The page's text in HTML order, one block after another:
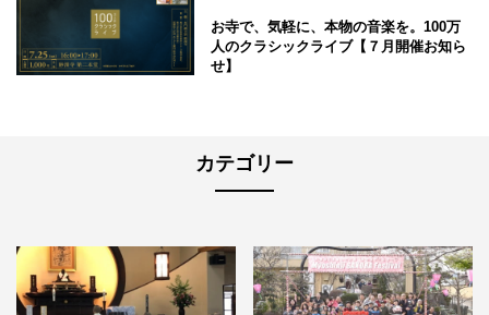
お寺で、気軽に、本物の音楽を。100万
人のクラシックライブ【７月開催お知ら
せ】
カテゴリー